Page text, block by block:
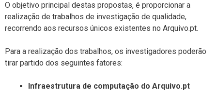
O objetivo principal destas propostas, é proporcionar a
realização de trabalhos de investigação de qualidade,
recorrendo aos recursos únicos existentes no Arquivo.pt.
Para a realização dos trabalhos, os investigadores poderão
tirar partido dos seguintes fatores:
Infraestrutura de computação do Arquivo.pt